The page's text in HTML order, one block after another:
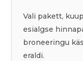
Vali pakett,
esialgse
broneeringu
eraldi.